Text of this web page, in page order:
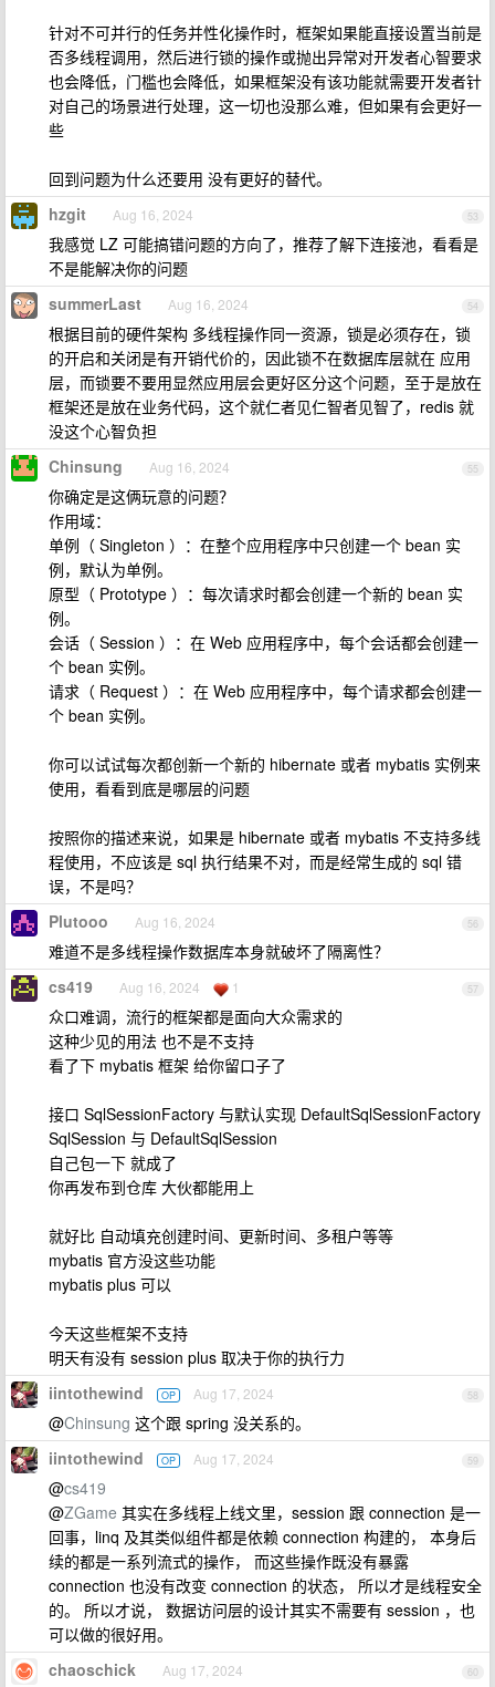
针对不可并行的任务并性化操作时，框架如果能直接设置当前是
否多线程调用，然后进行锁的操作或抛出异常对开发者心智要求
也会降低，门槛也会降低，如果框架没有该功能就需要开发者针
对自己的场景进行处理，这一切也没那么难，但如果有会更好一
些
回到问题为什么还要用 没有更好的替代。
53
hzgit Aug 16, 2024
我感觉 LZ 可能搞错问题的方向了，推荐了解下连接池，看看是
不是能解决你的问题
54
summerLast Aug 16, 2024
根据目前的硬件架构 多线程操作同一资源，锁是必须存在，锁
的开启和关闭是有开销代价的，因此锁不在数据库层就在 应用
层，而锁要不要用显然应用层会更好区分这个问题，至于是放在
框架还是放在业务代码，这个就仁者见仁智者见智了，redis 就
没这个心智负担
55
Chinsung Aug 16, 2024
你确定是这俩玩意的问题？
作用域：
单例（ Singleton ）：在整个应用程序中只创建一个 bean 实
例，默认为单例。
原型（ Prototype ）：每次请求时都会创建一个新的 bean 实
例。
会话（ Session ）：在 Web 应用程序中，每个会话都会创建一
个 bean 实例。
请求（ Request ）：在 Web 应用程序中，每个请求都会创建一
个 bean 实例。
你可以试试每次都创新一个新的 hibernate 或者 mybatis 实例来
使用，看看到底是哪层的问题
按照你的描述来说，如果是 hibernate 或者 mybatis 不支持多线
程使用，不应该是 sql 执行结果不对，而是经常生成的 sql 错
误，不是吗？
56
Plutooo Aug 16, 2024
难道不是多线程操作数据库本身就破坏了隔离性？
57
cs419 Aug 16, 2024 1
众口难调，流行的框架都是面向大众需求的
这种少见的用法 也不是不支持
看了下 mybatis 框架 给你留口子了
接口 SqlSessionFactory 与默认实现 DefaultSqlSessionFactory
SqlSession 与 DefaultSqlSession
自己包一下 就成了
你再发布到仓库 大伙都能用上
就好比 自动填充创建时间、更新时间、多租户等等
mybatis 官方没这些功能
mybatis plus 可以
今天这些框架不支持
明天有没有 session plus 取决于你的执行力
58
iintothewind OP Aug 17, 2024
@Chinsung 这个跟 spring 没关系的。
59
iintothewind OP Aug 17, 2024
@cs419
@ZGame 其实在多线程上线文里，session 跟 connection 是一
回事，linq 及其类似组件都是依赖 connection 构建的， 本身后
续的都是一系列流式的操作， 而这些操作既没有暴露
connection 也没有改变 connection 的状态， 所以才是线程安全
的。 所以才说， 数据访问层的设计其实不需要有 session ，也
可以做的很好用。
60
chaoschick Aug 17, 2024